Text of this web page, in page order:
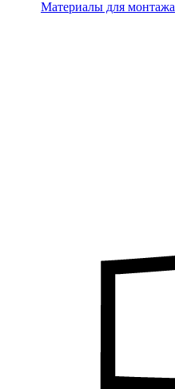
Материалы для монтажа